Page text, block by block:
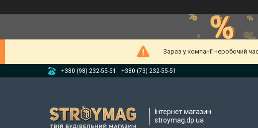
Зараз у компанії неробочий
+380 (98) 232-55-51 +380 (73) 232-55-51
Інтернет магазин
stroymag.dp.ua